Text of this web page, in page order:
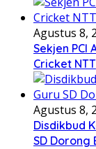
Agustus 8,
Sekjen PCI
Cricket NTT
Agustus 8,
Disdikbud
SD Dorong